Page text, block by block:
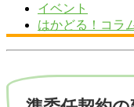
イベント
はかどる！コラ